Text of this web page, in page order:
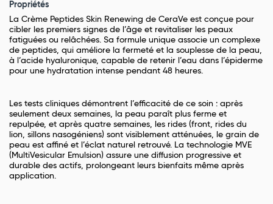
Propriétés
La Crème Peptides Skin Renewing de CeraVe est conçue pour
cibler les premiers signes de l’âge et revitaliser les peaux
fatiguées ou relâchées. Sa formule unique associe un complexe
de peptides, qui améliore la fermeté et la souplesse de la peau,
à l’acide hyaluronique, capable de retenir l’eau dans l’épiderme
pour une hydratation intense pendant 48 heures.
Les tests cliniques démontrent l’efficacité de ce soin : après
seulement deux semaines, la peau paraît plus ferme et
repulpée, et après quatre semaines, les rides (front, rides du
lion, sillons nasogéniens) sont visiblement atténuées, le grain de
peau est affiné et l’éclat naturel retrouvé. La technologie MVE
(MultiVesicular Emulsion) assure une diffusion progressive et
durable des actifs, prolongeant leurs bienfaits même après
application.